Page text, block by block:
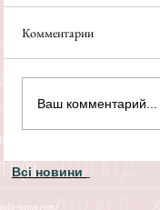
Комментарии
Ваш комментарий...
Всі новини